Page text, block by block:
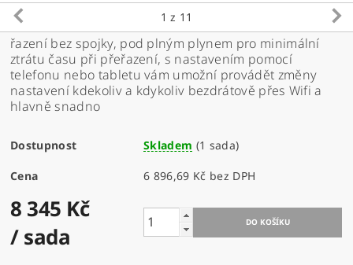
1 z 11
řazení bez spojky, pod plným plynem pro minimální
ztrátu času při přeřazení, s nastavením pomocí
telefonu nebo tabletu vám umožní provádět změny
nastavení kdekoliv a kdykoliv bezdrátově přes Wifia
hlavně snadno
Dostupnost Skladem (1 sada)
Cena 6 896,69 Kč bez DPH
8 345 Kč
/ sada